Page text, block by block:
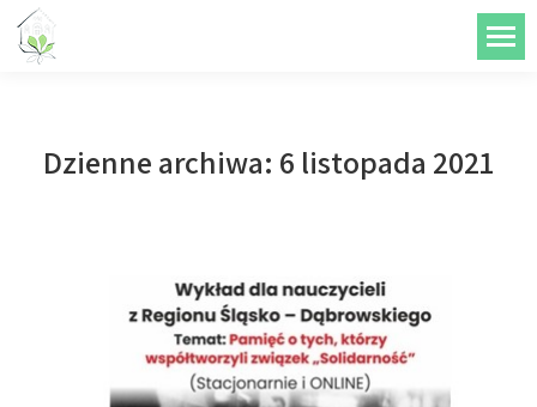
treści
Dzienne archiwa: 6 listopada 2021